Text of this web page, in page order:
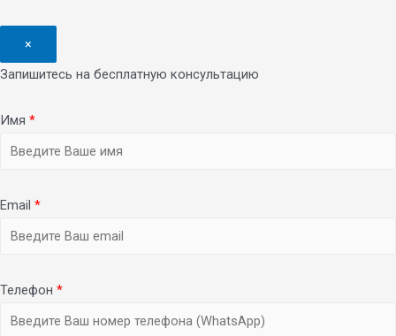
×
Запишитесь на бесплатную консультацию
Имя *
Email *
Телефон *